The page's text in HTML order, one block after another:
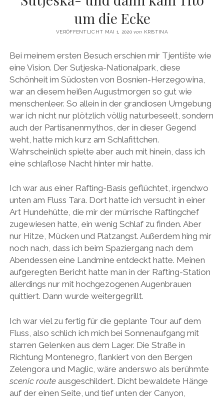
um die Ecke
VERÖFFENTLICHT MAI 1, 2020von KRISTINA
Bei meinem ersten Besuch erschien mir Tjentište wie
eine Vision. Der Sutjeska-Nationalpark, diese
Schönheit im Südosten von Bosnien-Herzegowina,
war an diesem heißen Augustmorgen so gut wie
menschenleer. So allein in der grandiosen Umgebung
war ich nicht nur plötzlich völlig naturbeseelt, sondern
auch der Partisanenmythos, der in dieser Gegend
weht, hatte mich kurz am Schlafittchen.
Wahrscheinlich spielte aber auch mit hinein, dass ich
eine schlaflose Nacht hinter mir hatte.
Ich war aus einer Rafting-Basis geflüchtet, irgendwo
unten am Fluss Tara. Dort hatte ich versucht in einer
Art Hundehütte, die mir der mürrische Raftingchef
zugewiesen hatte, ein wenig Schlaf zu finden. Aber
nur Hitze, Mücken und Platzangst. Außerdem hing mir
noch nach, dass ich beim Spaziergang nach dem
Abendessen eine Landmine entdeckt hatte. Meinen
aufgeregten Bericht hatte man in der Rafting-Station
allerdings nur mit hochgezogenen Augenbrauen
quittiert. Dann wurde weitergegrillt.
Ich war viel zu fertig für die geplante Tour auf dem
Fluss, also schlich ich mich bei Sonnenaufgang mit
starren Gelenken aus dem Lager. Die Straße in
Richtung Montenegro, flankiert von den Bergen
Zelengora und Maglic, wäre anderswo als berühmte
scenic route ausgeschildert. Dicht bewaldete Hänge
auf der einen Seite, und tief unten der Canyon,